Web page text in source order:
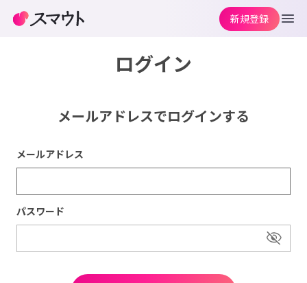
ログイン
メールアドレスでログインする
メールアドレス
パスワード
新規登録